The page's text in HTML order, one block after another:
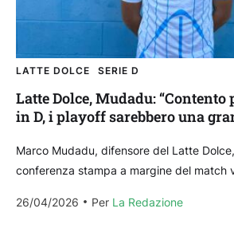
LATTE DOLCE SERIE D
Latte Dolce, Mudadu:
in D, i playoff sarebbero una
Marco Mudadu, difensore del Latte
conferenza stampa a margine del match
26/04/2026
Per La Redazione